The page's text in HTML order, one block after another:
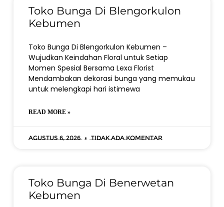
Toko Bunga Di Blengorkulon
Kebumen
Toko Bunga Di Blengorkulon Kebumen –
Wujudkan Keindahan Floral untuk Setiap
Momen Spesial Bersama Lexa Florist
Mendambakan dekorasi bunga yang memukau
untuk melengkapi hari istimewa
READ MORE »
Agustus 6, 2026 Tidak ada komentar
Toko Bunga Di Benerwetan
Kebumen